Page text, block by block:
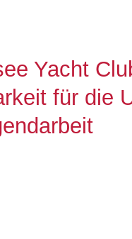
Yacht
für die